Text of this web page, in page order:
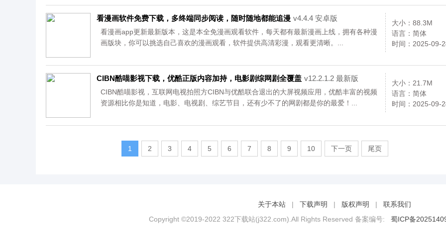
联系人词库；修复了英文全键盘下中英切换的问题；还有诸多细节的优化改进，保证QQ手
机输入法基于用户需求：轻便、准确、安全！...
大小：88.3M
语言：简体
时间：2025-09-
看漫画软件免费下载，多终端同步阅读，随时随地都能追漫 v4.4.4 安卓版
看漫画app更新最新版本，这是本全免漫画观看软件，每天都有最新漫画上线，拥有各种漫
画版块，你可以挑选自己喜欢的漫画观看，软件提供高清彩漫，观看更清晰。...
大小：21.7M
语言：简体
时间：2025-09-
CIBN酷喵影视下载，优酷正版内容加持，电影剧综网剧全覆盖 v12.2.1.2 最新版
CIBN酷喵影视，互联网电视拍照方CIBN与优酷联合退出的大屏视频应用，优酷丰富的视频
资源相比你是知道，电影、电视剧、综艺节目，还有少不了的网剧都是你的最爱！...
1 2 3 4 5 6 7 8 9 10 下一页 尾页
关于本站 | 下载声明 | 版权声明 |
联系我们
Copyright ©2019-2022 322下载站(j322.com).All Rights Reserved 备案编号:
蜀ICP备